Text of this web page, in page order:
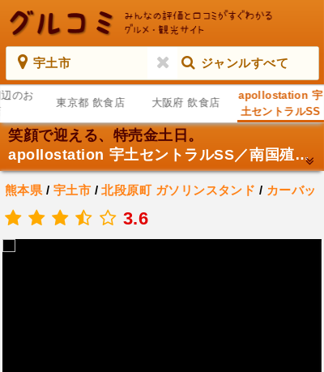
宇土市 ジャンルすべて
のお
東京都 飲食店 大阪府 飲食店
apollostation 宇
土セントラルSS
／南国殖産
（株）
笑顔で迎える、特売金土日。
apollostation 宇土セントラルSS／南国殖産（株）
熊本県 / 宇土市 /北段原町 ガソリンスタンド / カーバッ
.
3.6